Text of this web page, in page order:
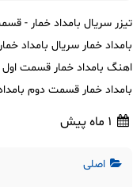
تیزر سریال بامداد خمار -
بامداد خمار سریال بامداد
بامداد خمار قسمت دوم بامداد خمار قسمت
اصلی